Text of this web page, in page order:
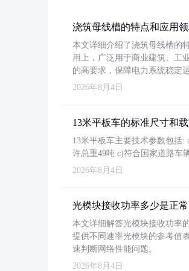
浇筑母线槽的特点和应用
本文详细介绍了浇筑母线槽的
用上，广泛用于商业建筑、工
的高要求，保障电力系统稳定运
2026年8月4日
13米平板车的标准尺寸和
13米平板车主要技术参数包括:
许总重49吨 c)符合国家道路车
2026年8月4日
光模块接收功率多少是正常
本文详细解答光模块接收功率
提供不同速率光模块的参考值
速判断网络性能问题。
2026年8月4日